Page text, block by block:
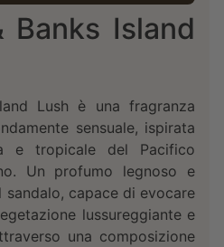
Banks Island
Lush è una fragranza
sensuale, ispirata
e tropicale del Pacifico
Un profumo legnoso e
capace di evocare
lussureggiante e
una composizione